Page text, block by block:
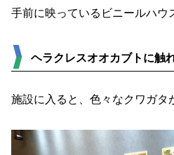
手前に映っているビニールハウ
ヘラクレスオオカブトに触
施設に入ると、色々なクワガタ